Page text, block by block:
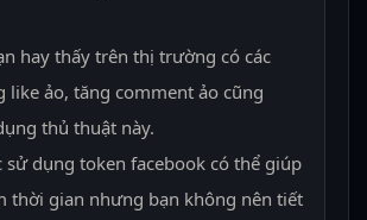
hay thấy trên thị trường có các
like ảo, tăng comment ảo cũng
thủ thuật này.
sử dụng token facebook có thể giúp
thời gian nhưng bạn không nên tiết